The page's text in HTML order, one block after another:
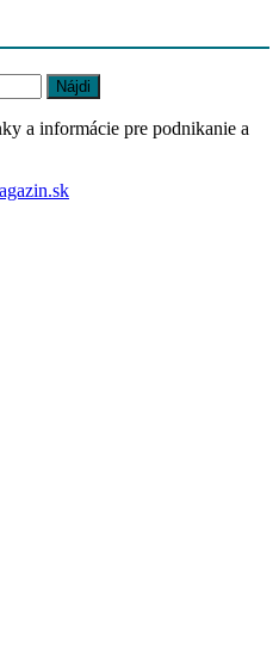
a informácie pre podnikanie a